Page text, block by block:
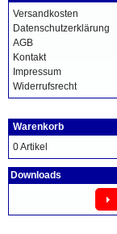
Versandkosten
Datenschutzerklärung
AGB
Kontakt
Impressum
Widerrufsrecht
Warenkorb
0 Artikel
Downloads